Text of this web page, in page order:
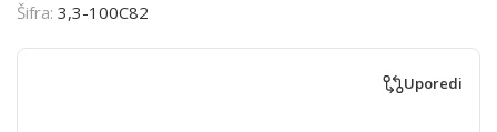
Šifra: 3,3-100C82
Uporedi